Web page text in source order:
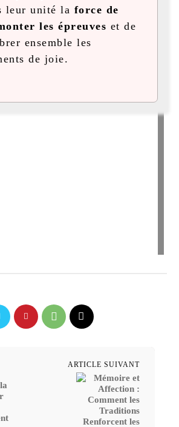
leur unité la force de
les épreuves et de
ensemble les
de joie.
ARTICLE SUIVANT